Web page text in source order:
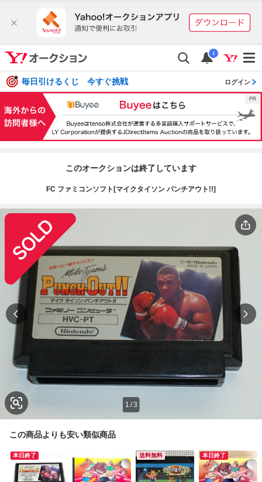
i
毎日引けるくじ 今すぐ挑戦 ログイン
このオークションは終了しています
FC ファミコンソフト[マイクタイソン パンチアウト!!]
1 /3
この商品よりも安い類似商品
本日終了 送料無料 本日終了